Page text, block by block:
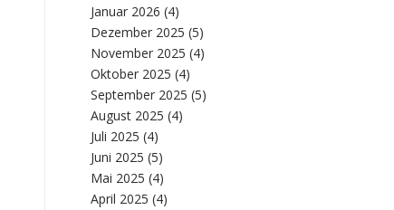
Januar 2026 (4)
Dezember 2025 (5)
November 2025 (4)
Oktober 2025 (4)
September 2025 (5)
August 2025 (4)
Juli 2025 (4)
Juni 2025 (5)
Mai 2025 (4)
April 2025 (4)